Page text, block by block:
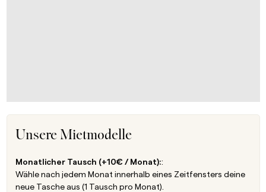
Unsere Mietmodelle
Monatlicher Tausch (+10€ / Monat)::
Wähle nach jedem Monat innerhalb eines Zeitfensters deine
neue Tasche aus (1 Tausch pro Monat).